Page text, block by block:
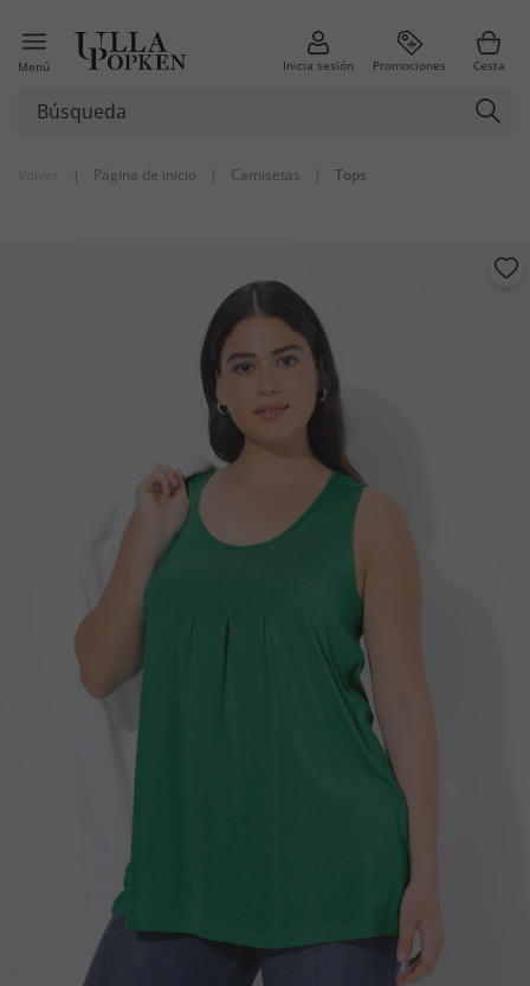
Menú Inicia sesión Promociones Cesta
| Página de inicio | Camisetas | Tops